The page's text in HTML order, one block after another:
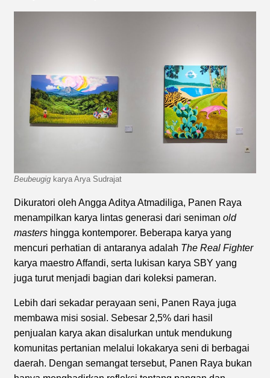
Beubeugig karya Arya Sudrajat
Dikuratori oleh Angga Aditya Atmadiliga, Panen Raya
menampilkan karya lintas generasi dari seniman old
masters hingga kontemporer. Beberapa karya yang
mencuri perhatian di antaranya adalah The Real Fighter
karya maestro Affandi, serta lukisan karya SBY yang
juga turut menjadi bagian dari koleksi pameran.
Lebih dari sekadar perayaan seni, Panen Raya juga
membawa misi sosial. Sebesar 2,5% dari hasil
penjualan karya akan disalurkan untuk mendukung
komunitas pertanian melalui lokakarya seni di berbagai
daerah. Dengan semangat tersebut, Panen Raya bukan